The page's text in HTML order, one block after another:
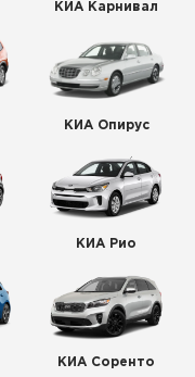
КИА Карнивал
КИА Опирус
КИА Рио
КИА Соренто